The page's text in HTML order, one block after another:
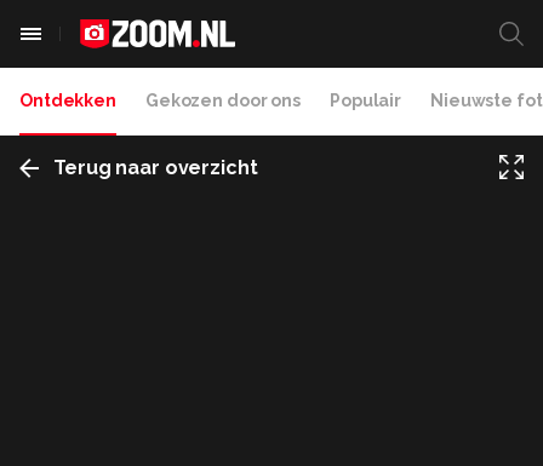
Ontdekken Gekozen door ons Populair Nieuwste
Terug naar overzicht